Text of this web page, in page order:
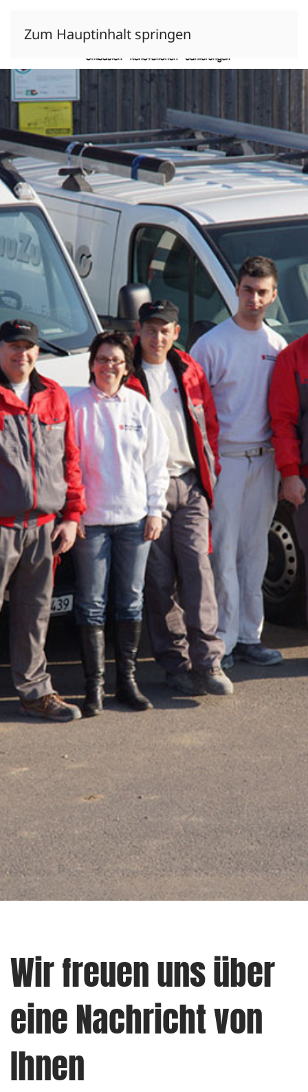
Zum Hauptinhalt springen
Wir freuen uns über
eine Nachricht von
Ihnen